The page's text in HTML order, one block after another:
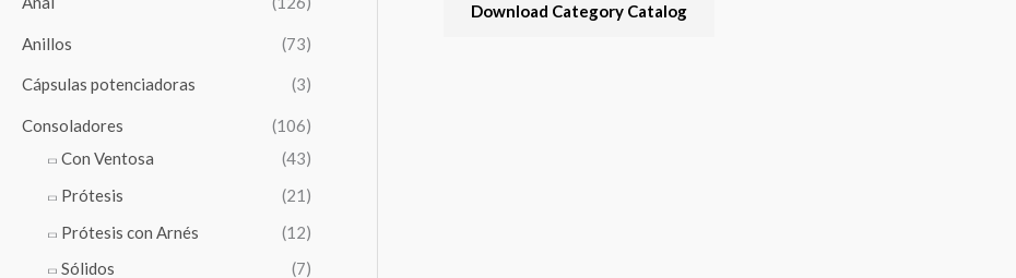
Anillos (73)
Cápsulas potenciadoras (3)
Consoladores
(106)
Con Ventosa
(43)
Prótesis
(21)
Prótesis con Arnés
(12)
Sólidos
(7)
Download Category Catalog